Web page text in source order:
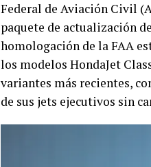
Federal de Aviación Civil
paquete de actualización
homologación de la FAA
los modelos HondaJet
variantes más recientes,
de sus jets ejecutivos sin